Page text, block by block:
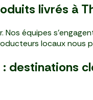
livrés à
équipes
locaux nous
destinations